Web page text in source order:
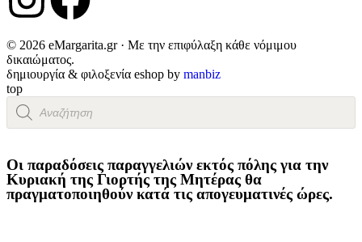
© 2026 eMargarita.gr · Με την επιφύλαξη κάθε νόμιμου
δικαιώματος.
δημιουργία & φιλοξενία eshop by manbiz
top
Οι παραδόσεις παραγγελιώνεκτός πόλης για την
Κυριακή της Γιορτής της Μητέρας θα
πραγματοποιηθούν κατά τις απογευματινές ώρες.